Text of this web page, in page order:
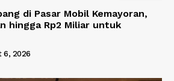
di Pasar Mobil Kemayoran,
hingga Rp2 Miliar untuk
6, 2026